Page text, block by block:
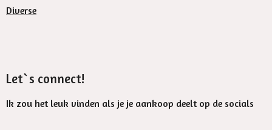
Diverse
Let`s connect!
Ik zou het leuk vinden als je je aankoop deelt op de socials